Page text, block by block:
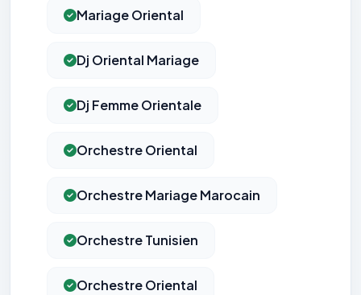
Mariage Oriental
Dj Oriental Mariage
Dj Femme Orientale
Orchestre Oriental
Orchestre Mariage Marocain
Orchestre Tunisien
Orchestre Oriental